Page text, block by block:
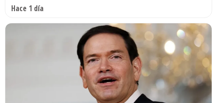
Hace 1 día